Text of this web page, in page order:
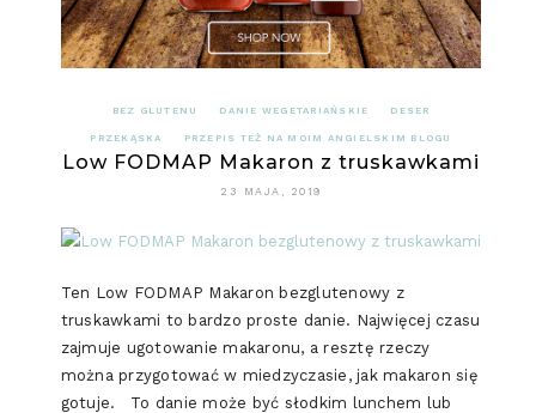
BEZ GLUTENU DANIE WEGETARIAŃSKIE DESER
PRZEKĄSKA PRZEPIS TEŻ NA MOIM ANGIELSKIM BLOGU
Low FODMAP Makaron z truskawkami
23 MAJA, 2019
Ten Low FODMAP Makaron bezglutenowy z
truskawkami to bardzo proste danie. Najwięcej czasu
zajmuje ugotowanie makaronu, a resztę rzeczy
można przygotować w miedzyczasie, jak makaron się
gotuje. To danie może być słodkim lunchem lub